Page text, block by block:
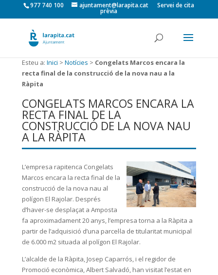
977 740 100 ajuntament@larapita.cat Servei de cita
prèvia
Esteu a: Inici > Notícies > Congelats Marcos encara la
recta final de la construcció de la nova nau a la
Ràpita
CONGELATS MARCOS ENCARA LA
RECTA FINAL DE LA
CONSTRUCCIÓ DE LA NOVA NAU
A LA RÀPITA
L’empresa rapitenca Congelats
Marcos encara la recta final de la
construcció de la nova nau al
polígon El Rajolar. Després
d’haver-se desplaçat a Amposta
fa aproximadament 20 anys, l’empresa torna a la Ràpita a
partir de l’adquisició d’una parcel·la de titularitat municipal
de 6.000 m2 situada al polígon El Rajolar.
L’alcalde de la Ràpita, Josep Caparrós, i el regidor de
Promoció econòmica, Albert Salvadó, han visitat l’estat en